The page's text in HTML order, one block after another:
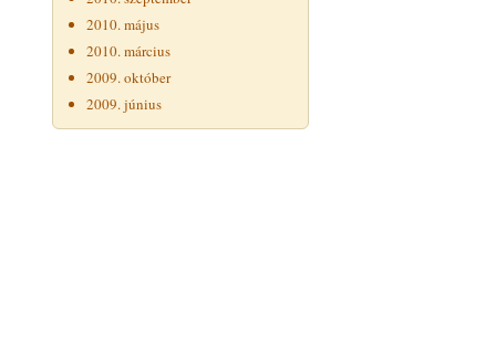
2010. május
2010. március
2009. október
2009. június